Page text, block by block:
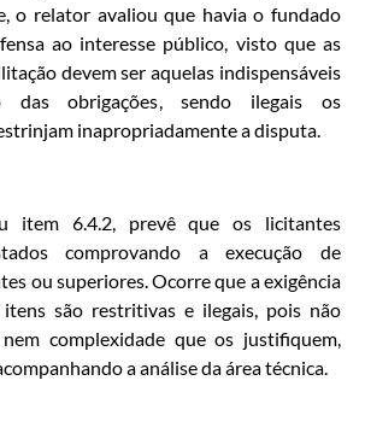
o relator avaliou que havia o fundado
ao interesse público, visto que as
devem ser aquelas indispensáveis
das obrigações, sendo ilegais os
inapropriadamente a disputa.
item 6.4.2, prevê que os licitantes
comprovando a execução de
ou superiores. Ocorre que a exigência
itens são restritivas e ilegais, pois não
complexidade que os justifiquem,
a análise da área técnica.